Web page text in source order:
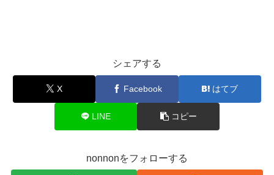
シェアする
X Facebook はてブ
LINE コピー
nonnonをフォローする